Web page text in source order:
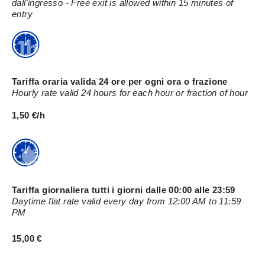
dall'ingresso - Free exit is allowed within 15 minutes of
entry
Tariffa oraria valida 24 ore per ogni ora o frazione
Hourly rate valid 24 hours for each hour or fraction of hour
1,50 €/h
Tariffa giornaliera tutti i giorni dalle 00:00 alle 23:59
Daytime flat rate valid every day from 12:00 AM to 11:59
PM
15,00 €